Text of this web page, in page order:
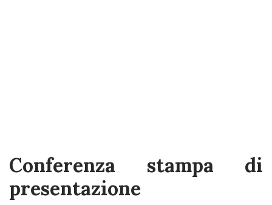
Conferenza stampa di
presentazione